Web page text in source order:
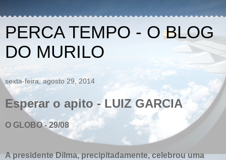
PERCA TEMPO - O BLOG
DO MURILO
sexta-feira, agosto 29, 2014
Esperar o apito - LUIZ GARCIA
O GLOBO - 29/08
A presidente Dilma, precipitadamente, celebrou uma